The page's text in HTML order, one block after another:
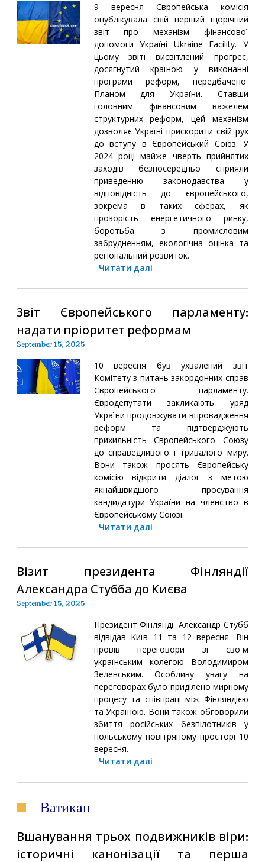
9 вересня Європейська комісія
опублікувала свій перший щорічний
звіт про механізм фінансової
допомоги Україні Ukraine Facility. У
цьому звіті висвітлений прогрес,
досягнутий країною у виконанні
програми реформ, передбаченої
Планом для України. Ставши
головним фінансовим важелем
структурних реформ, цей механізм
дозволяє Україні прискорити свій рух
до вступу в Європейський Союз. У
2024 році майже чверть прийнятих
заходів безпосередньо сприяли
приведенню законодавства у
відповідність до європейського,
зокрема в таких сферах, як
прозорість енергетичного ринку,
боротьба з промисловим
забрудненням, екологічна оцінка та
регіональний розвиток.
Читати далі
Звіт Європейського парламенту:
надати пріоритет реформам
September 15, 2025
10 вересня був ухвалений звіт
Комітету з питань закордонних справ
Європейського парламенту.
Євродепутати закликають уряд
України продовжувати впровадження
реформ та підтверджують
прихильність Європейського Союзу
до справедливого і тривалого миру.
Вони також просять Європейську
комісію відкрити діалог з метою
якнайшвидшого просування
кандидатури України на членство в
Європейському Союзі.
Читати далі
Візит президента Фінляндії
Александра Стубба до Києва
September 15, 2025
Президент Фінляндії Александр Стубб
відвідав Київ 11 та 12 вересня. Він
провів переговори зі своїм
українським колегою Володимиром
Зеленським. Особливу увагу на
переговорах було приділено мирному
процесу та співпраці між Фінляндією
та Україною. Вони також обговорили
збиття російських безпілотників у
польському повітряному просторі 10
вересня.
Читати далі
Ватикан
Вшанування трьох подвижників віри:
історичні канонізації та перша